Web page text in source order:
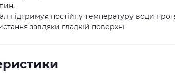
підтримує постійну температуру води
завдяки гладкій поверхні